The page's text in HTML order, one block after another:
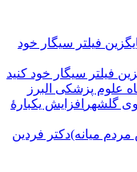
فیلتر سیگار خود کنید
علوم پزشکی البرز
افزایش یکبارۀ
دكتر فردين